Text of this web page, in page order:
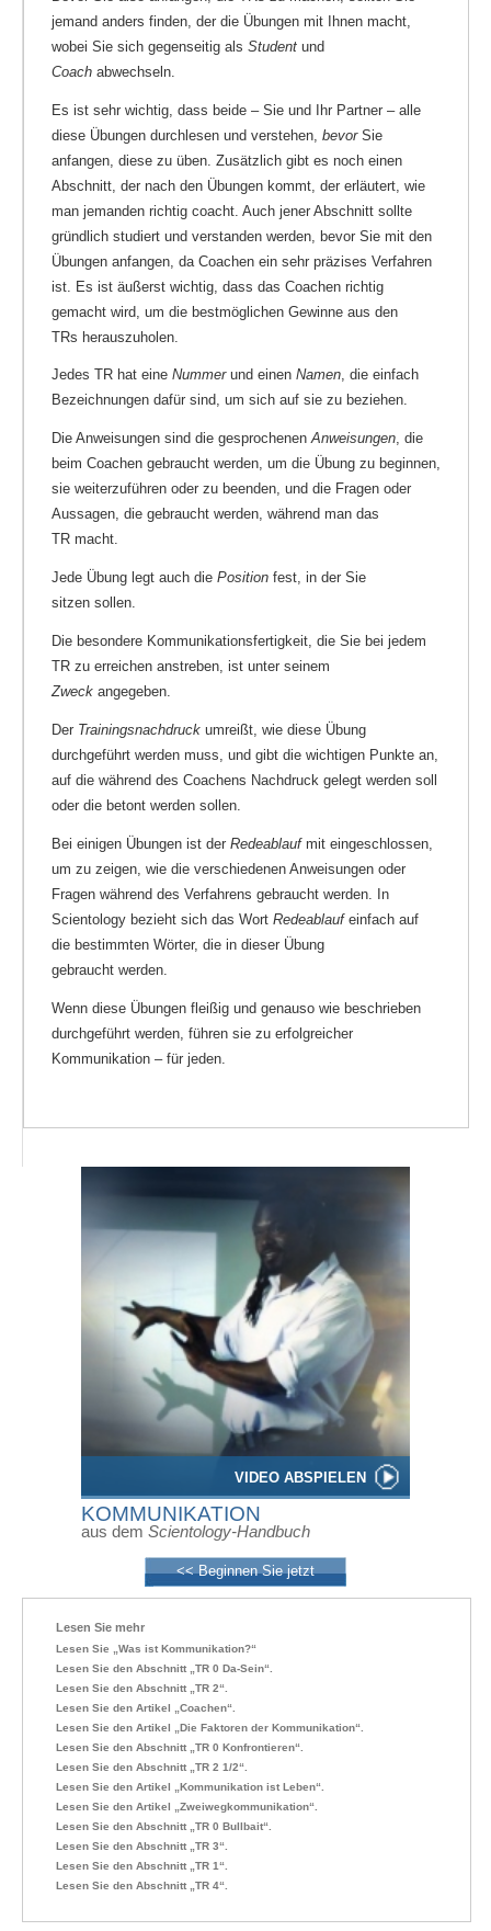
VIDEO ABSPIELEN
KOMMUNIKATION
aus dem Scientology-Handbuch
<< Beginnen Sie jetzt
jemand anders finden, der die Übungen mit Ihnen macht,
wobei Sie sich gegenseitig als Student und
Coach abwechseln.
Es ist sehr wichtig, dass beide – Sie und Ihr Partner – alle
diese Übungen durchlesen und verstehen, bevorSie
anfangen, diese zu üben. Zusätzlich gibt es noch einen
Abschnitt, der nach den Übungen kommt, der erläutert, wie
man jemanden richtig coacht. Auch jener Abschnitt sollte
gründlich studiert und verstanden werden, bevor Sie mit den
Übungen anfangen, da Coachen ein sehr präzises Verfahren
ist. Es ist äußerst wichtig, dass das Coachen richtig
gemacht wird, um die bestmöglichen Gewinne aus den
TRs herauszuholen.
Jedes TR hat eine Nummerund einen Namen, die einfach
Bezeichnungen dafür sind, um sich auf sie zu beziehen.
Die Anweisungen sind die gesprochenenAnweisungen, die
beim Coachen gebraucht werden, um die Übung zu beginnen,
sie weiterzuführen oder zu beenden, und die Fragen oder
Aussagen, die gebraucht werden, während man das
TR macht.
Jede Übung legt auch die Position fest, in der Sie
sitzen sollen.
Die besondere Kommunikationsfertigkeit, die Sie bei jedem
TR zu erreichen anstreben, ist unter seinem
Zweck angegeben.
Der Trainingsnachdruck umreißt, wie diese Übung
durchgeführt werden muss, und gibt die wichtigen Punkte an,
auf die während des Coachens Nachdruck gelegt werden soll
oder die betont werden sollen.
Bei einigen Übungen ist der Redeablaufmit eingeschlossen,
um zu zeigen, wie die verschiedenen Anweisungen oder
Fragen während des Verfahrens gebraucht werden. In
Scientology bezieht sich das Wort Redeablaufeinfach auf
die bestimmten Wörter, die in dieser Übung
gebraucht werden.
Wenn diese Übungen fleißig und genauso wie beschrieben
durchgeführt werden, führen sie zu erfolgreicher
Kommunikation – für jeden.
Lesen Sie mehr
Lesen Sie „Was ist Kommunikation?“
Lesen Sie den Abschnitt „TR 0 Da-Sein“.
Lesen Sie den Abschnitt „TR 2“.
Lesen Sie den Artikel „Coachen“.
Lesen Sie den Artikel „Die Faktoren der Kommunikation“.
Lesen Sie den Abschnitt „TR 0 Konfrontieren“.
Lesen Sie den Abschnitt „TR 2 1/2“.
Lesen Sie den Artikel „Kommunikation ist Leben“.
Lesen Sie den Artikel „Zweiwegkommunikation“.
Lesen Sie den Abschnitt „TR 0 Bullbait“.
Lesen Sie den Abschnitt „TR 3“.
Lesen Sie den Abschnitt „TR 1“.
Lesen Sie den Abschnitt „TR 4“.